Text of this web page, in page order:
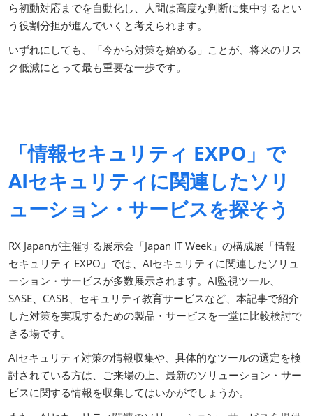
ら初動対応までを自動化し、人間は高度な判断に集中するとい
う役割分担が進んでいくと考えられます。
いずれにしても、「今から対策を始める」ことが、将来のリス
ク低減にとって最も重要な一歩です。
「情報セキュリティ EXPO」で
AIセキュリティに関連したソリ
ューション・サービスを探そう
RX Japanが主催する展示会「Japan IT Week」の構成展「情報
セキュリティ EXPO」では、AIセキュリティに関連したソリュ
ーション・サービスが多数展示されます。AI監視ツール、
SASE、CASB、セキュリティ教育サービスなど、本記事で紹介
した対策を実現するための製品・サービスを一堂に比較検討で
きる場です。
AIセキュリティ対策の情報収集や、具体的なツールの選定を検
討されている方は、ご来場の上、最新のソリューション・サー
ビスに関する情報を収集してはいかがでしょうか。